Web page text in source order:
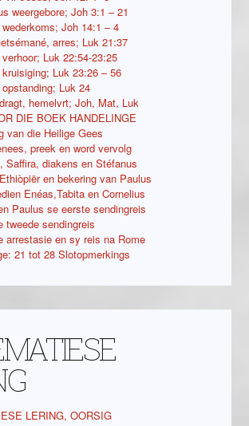
weergebore; Joh 3:1 – 21
Joh 14:1 – 4
arres; Luk 21:37
Luk 22:54-23:25
Luk 23:26 – 56
Luk 24
hemelvrt; Joh, Mat, Luk
DIE BOEK HANDELINGE
van die Heilige Gees
preek en word vervolg
Saffira, diakens en Stéfanus
en bekering van Paulus
Enéas,Tabita en Cornelius
Paulus se eerste sendingreis
tweede sendingreis
arrestasie en sy reis na Rome
21 tot 28 Slotopmerkings
LERING, OORSIG